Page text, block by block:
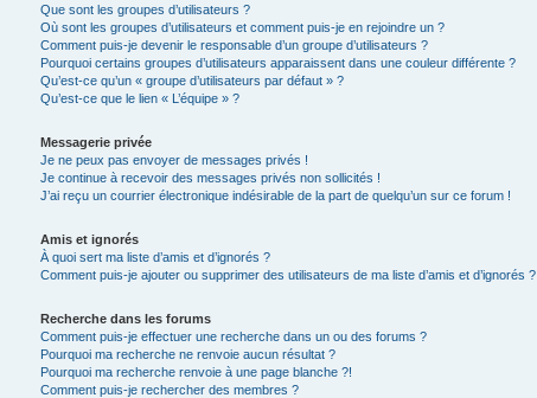
Que sont les groupes d’utilisateurs ?
Où sont les groupes d’utilisateurs et comment puis-je en rejoindre un ?
Comment puis-je devenir le responsable d’un groupe d’utilisateurs ?
Pourquoi certains groupes d’utilisateurs apparaissent dans une couleur différente ?
Qu’est-ce qu’un « groupe d’utilisateurs par défaut » ?
Qu’est-ce que le lien « L’équipe » ?
Messagerie privée
Je ne peux pas envoyer de messages privés !
Je continue à recevoir des messages privés non sollicités !
J’ai reçu un courrier électronique indésirable de la part de quelqu’un sur ce forum !
Amis et ignorés
À quoi sert ma liste d’amis et d’ignorés ?
Comment puis-je ajouter ou supprimer des utilisateurs de ma liste d’amis et d’ignorés ?
Recherche dans les forums
Comment puis-je effectuer une recherche dans un ou des forums ?
Pourquoi ma recherche ne renvoie aucun résultat ?
Pourquoi ma recherche renvoie à une page blanche ?!
Comment puis-je rechercher des membres ?